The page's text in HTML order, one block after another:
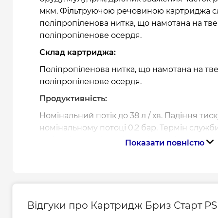
мкм. Фільтруючою речовиною картриджа
поліпропіленова нитка, що намотана на
поліпропіленове осердя.
Склад картриджа:
Поліпропіленова нитка, що намотана на
поліпропіленове осердя.
Продуктивність:
Номінальний потік до 38 л / хв. Падіння
номінальному потоці 0,2 бар. Термін
6 місяців при відповідності якості води, що
Показати повністю
Відгуки про Картридж Бриз Старт